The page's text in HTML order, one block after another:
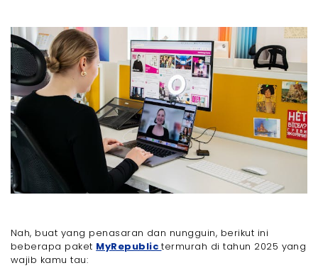
Nah, buat yang penasaran dan nungguin, berikut ini
beberapa paket MyRepublictermurah di tahun 2025 yang
wajib kamu tau: